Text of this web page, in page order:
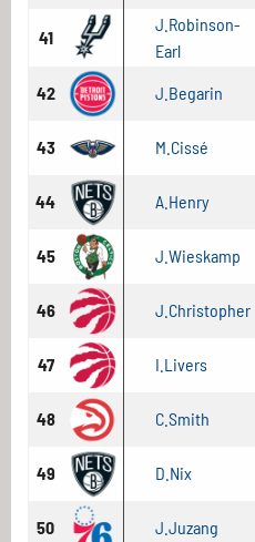
41
J.Robinson-
Earl
42 J.Begarin
43 M.Cissé
44 A.Henry
45 J.Wieskamp
46 J.Christopher
47 I.Livers
48 C.Smith
49 D.Nix
50 J.Juzang